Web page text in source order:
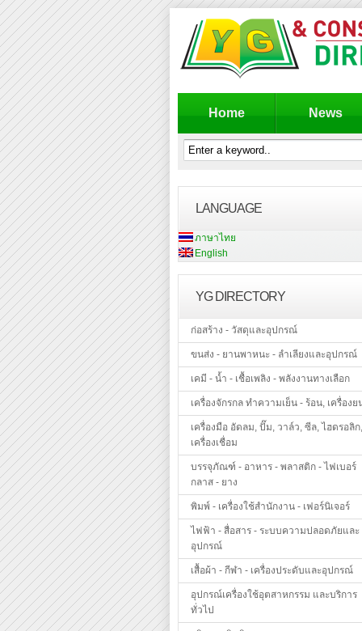
Home News
LANGUAGE
ภาษาไทย
English
YG DIRECTORY
ก่อสร้าง - วัสดุและอุปกรณ์
ขนส่ง - ยานพาหนะ - ลำเลียงและอุปกรณ์
เคมี - น้ำ - เชื้อเพลิง - พลังงานทางเลือก
เครื่องจักรกล ทำความเย็น - ร้อน, เครื่องย
เครื่องมือ อัดลม, ปั๊ม, วาล์ว, ซีล, ไฮดรอลิก,
เครื่องเชื่อม
บรรจุภัณฑ์ - อาหาร - พลาสติก - ไฟเบอร์
กลาส - ยาง
พิมพ์ - เครื่องใช้สำนักงาน - เฟอร์นิเจอร์
ไฟฟ้า - สื่อสาร - ระบบความปลอดภัยและ
อุปกรณ์
เสื้อผ้า - กีฬา - เครื่องประดับและอุปกรณ์
อุปกรณ์เครื่องใช้อุตสาหกรรม และบริการ
ทั่วไป